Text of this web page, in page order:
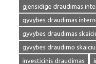
gjensidige draudimas
gyvybes draudimas
gyvybes draudimas
gyvybes draudimo
investicinis draudimas